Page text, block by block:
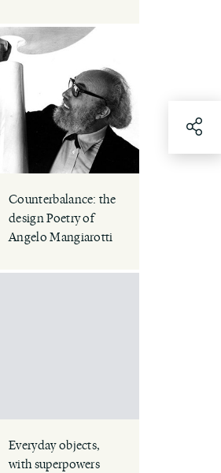
Counterbalance: the
design Poetry of
Angelo Mangiarotti
Everyday objects,
with superpowers